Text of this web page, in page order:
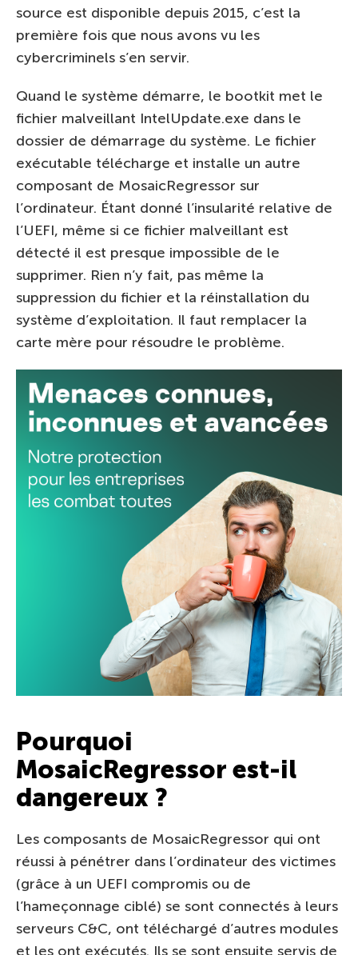
source est disponible depuis 2015, c’est la
première fois que nous avons vu les
cybercriminels s’en servir.
Quand le système démarre, le bootkit met le
fichier malveillant IntelUpdate.exe dans le
dossier de démarrage du système. Le fichier
exécutable télécharge et installe un autre
composant de MosaicRegressor sur
l’ordinateur. Étant donné l’insularité relative de
l’UEFI, même si ce fichier malveillant est
détecté il est presque impossible de le
supprimer. Rien n’y fait, pas même la
suppression du fichier et la réinstallation du
système d’exploitation. Il faut remplacer la
carte mère pour résoudre le problème.
Pourquoi
MosaicRegressor est-il
dangereux ?
Les composants de MosaicRegressor qui ont
réussi à pénétrer dans l’ordinateur des victimes
(grâce à un UEFI compromis ou de
l’hameçonnage ciblé) se sont connectés à leurs
serveurs C&C, ont téléchargé d’autres modules
et les ont exécutés. Ils se sont ensuite servis de